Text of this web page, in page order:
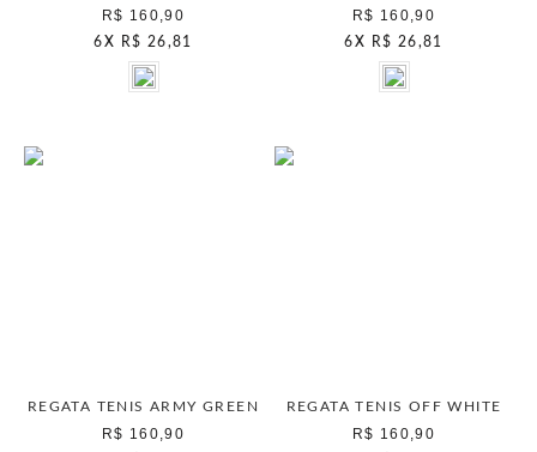
R$ 160,90
6 X R$ 26,81
R$ 160,90
6 X R$ 26,81
REGATA TENIS ARMY GREEN
R$ 160,90
REGATA TENIS OFF WHITE
R$ 160,90